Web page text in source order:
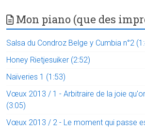
Mon piano (que des
Salsa du Condroz Belge y Cumbia n°2
Honey Rietjesuiker (2:52)
Naïveries 1 (1:53)
Vœux 2013 / 1 - Arbitraire de la joie
(3:05)
Vœux 2013 / 2 - Le moment qui passe